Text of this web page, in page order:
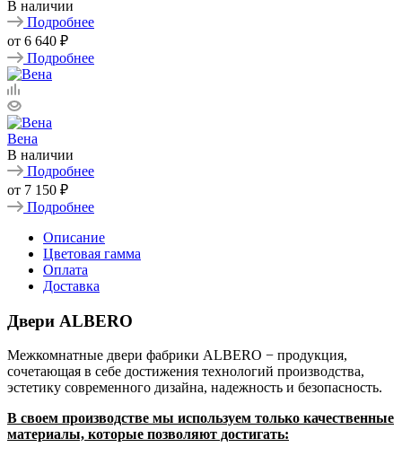
В наличии
Подробнее
от 6 640 ₽
Подробнее
Вена
В наличии
Подробнее
от 7 150 ₽
Подробнее
Описание
Цветовая гамма
Оплата
Доставка
Двери ALBERO
Межкомнатные двери фабрики ALBERO − продукция,
сочетающая в себе достижения технологий производства,
эстетику современного дизайна, надежность и безопасность.
В своем производстве мы используем только качественные
материалы, которые позволяют достигать: